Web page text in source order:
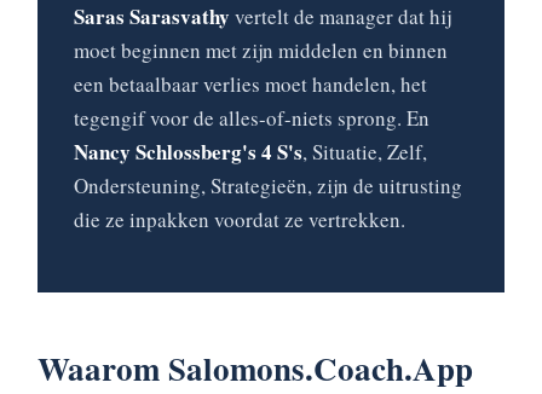
Saras Sarasvathy vertelt de manager dat hij
moet beginnen met zijn middelen en binnen
een betaalbaar verlies moet handelen, het
tegengif voor de alles-of-niets sprong. En
Nancy Schlossberg's 4 S's, Situatie, Zelf,
Ondersteuning, Strategieën, zijn de uitrusting
die ze inpakken voordat ze vertrekken.
Waarom Salomons.Coach.App